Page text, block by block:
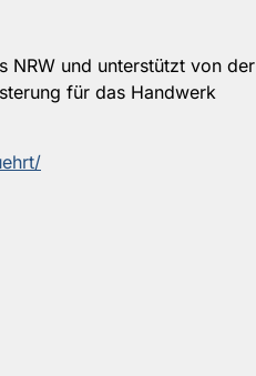
NRW und unterstützt von der
für das Handwerk